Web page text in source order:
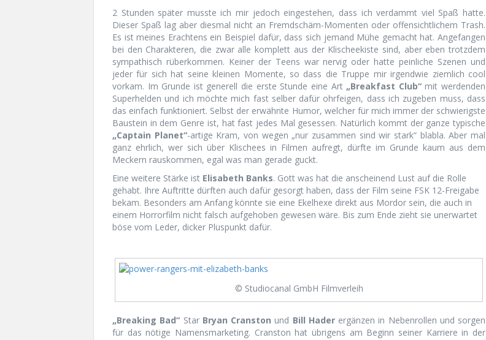
2 Stunden später musste ich mir jedoch eingestehen, dass ich verdammt viel Spaß hatte.
Dieser Spaß lag aber diesmal nicht an Fremdschäm-Momenten oder offensichtlichem Trash.
Es ist meines Erachtens ein Beispiel dafür, dass sich jemand Mühe gemacht hat. Angefangen
bei den Charakteren, die zwar alle komplett aus der Klischeekiste sind, aber eben trotzdem
sympathisch rüberkommen. Keiner der Teens war nervig oder hatte peinliche Szenen und
jeder für sich hat seine kleinen Momente, so dass die Truppe mir irgendwie ziemlich cool
vorkam. Im Grunde ist generell die erste Stunde eine Art „Breakfast Club“mit werdenden
Superhelden und ich möchte mich fast selber dafür ohrfeigen, dass ich zugeben muss, dass
das einfach funktioniert. Selbst der erwähnte Humor, welcher für mich immer der schwierigste
Baustein in dem Genre ist, hat fast jedes Mal gesessen. Natürlich kommt der ganze typische
„Captain Planet“-artige Kram, von wegen „nur zusammen sind wir stark“ blabla. Aber mal
ganz ehrlich, wer sich über Klischees in Filmen aufregt, dürfte im Grunde kaum aus dem
Meckern rauskommen, egal was man gerade guckt.
Eine weitere Stärke ist Elisabeth Banks. Gott was hat die anscheinend Lust auf die Rolle
gehabt. Ihre Auftritte dürften auch dafür gesorgt haben, dass der Film seine FSK 12-Freigabe
bekam. Besonders am Anfang könnte sie eine Ekelhexe direkt aus Mordor sein, die auch in
einem Horrorfilm nicht falsch aufgehoben gewesen wäre. Bis zum Ende zieht sie unerwartet
böse vom Leder, dicker Pluspunkt dafür.
© Studiocanal GmbH Filmverleih
„Breaking Bad“ Star Bryan Cranston und Bill Haderergänzen in Nebenrollen und sorgen
für das nötige Namensmarketing. Cranston hat übrigens am Beginn seiner Karriere in der